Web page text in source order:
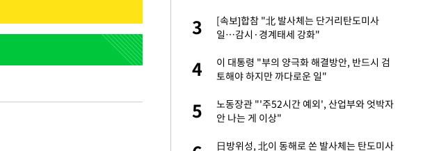
허지웅 "우리가 지지했던 인간들이 이 꼴 만
들었다"…형소법 개정에 격한 반응
김혜수 "우린 돈 받고 일하는 프리랜서…받
효린 "절친에게 남친 빼앗겨…지금이라면 가
3
[속보]합참 "北 발사체는 단거리탄도미사
일…감시·경계태세 강화"
4
이 대통령 "부의 양극화 해결방안, 반드시 검
토해야 하지만 까다로운 일"
5
노동장관 "'주52시간 예외', 산업부와 엇박자
안 나는 게 이상"
日방위성, 北이 동해로 쏜 발사체는 탄도미사